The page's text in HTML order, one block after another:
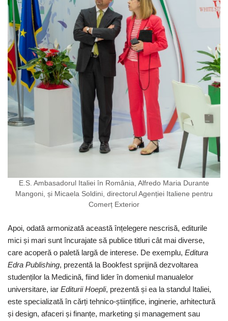
E.S. Ambasadorul Italiei în România, Alfredo Maria Durante
Mangoni, și Micaela Soldini, directorul Agenției Italiene pentru
Comerț Exterior
Apoi, odată armonizată această înțelegere nescrisă, editurile
mici și mari sunt încurajate să publice titluri cât mai diverse,
care acoperă o paletă largă de interese. De exemplu, Editura
Edra Publishing, prezentă la Bookfest sprijină dezvoltarea
studenților la Medicină, fiind lider în domeniul manualelor
universitare, iar Editurii Hoepli, prezentă și ea la standul Italiei,
este specializată în cărți tehnico-științifice, inginerie, arhitectură
și design, afaceri și finanțe, marketing și management sau